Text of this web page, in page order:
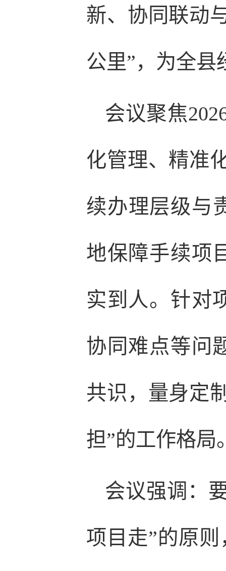
新、协同联动
公里”，为全县
会议聚焦
化管理、精准
续办理层级与
地保障手续项
实到人。针对
协同难点等问
共识，量身定
担”的工作格局
会议强调：
项目走”的原